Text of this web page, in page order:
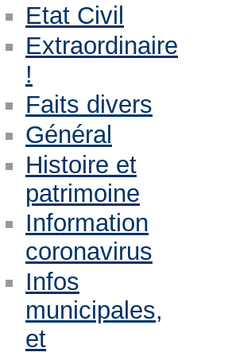
Etat Civil
Extraordinaire
!
Faits divers
Général
Histoire et
patrimoine
Information
coronavirus
Infos
municipales,
et